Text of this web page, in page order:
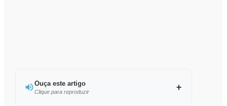
Ouça este artigo
Clique para reproduzir